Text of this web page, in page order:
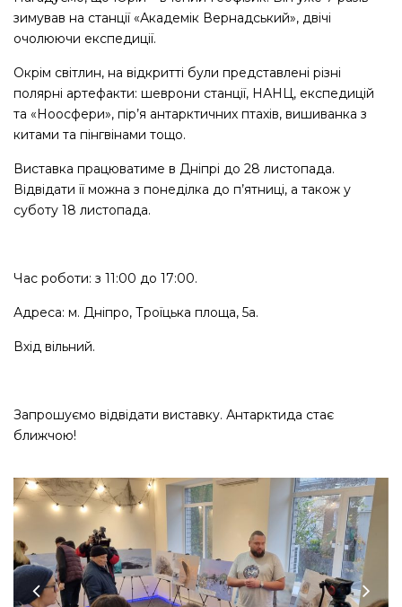
зимував на станції «Академік Вернадський», двічі
очолюючи експедиції.
Окрім світлин, на відкритті були представлені різні
полярні артефакти: шеврони станції, НАНЦ, експедицій
та «Ноосфери», пір’я антарктичних птахів, вишиванка з
китами та пінгвінами тощо.
Виставка працюватиме в Дніпрі до 28 листопада.
Відвідати її можна з понеділка до п’ятниці, а також у
суботу 18 листопада.
Час роботи: з 11:00 до 17:00.
Адреса: м. Дніпро, Троїцька площа, 5а.
Вхід вільний.
Запрошуємо відвідати виставку. Антарктида стає
ближчою!